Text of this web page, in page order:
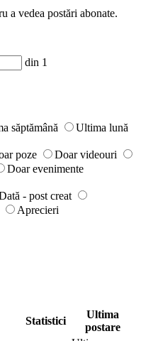
a vedea postări abonate.
din 1
săptămână
Ultima lună
poze
Doar videouri
Doar evenimente
- post creat
Aprecieri
Statistici
Ultima
postare